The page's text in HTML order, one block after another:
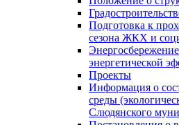
Подготовка к
сезона ЖКХ и
энергетической
Проекты
Информация о
среды
Слюдянского